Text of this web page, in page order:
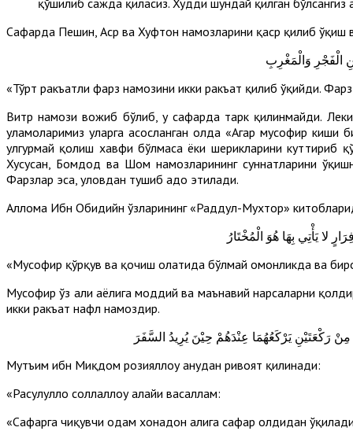
Сафарда Пешин, Аср ва Хуфтон намозларини қаср қилиб
«Тўрт ракъатли фарз намозини икки ракъат қилиб ўқийди.
Витр намози вожиб бўлиб, у сафарда тарк қилинмайди.
уламоларимиз уларга асосланган ҳолда «Агар мусофир
улгурмай қолиш хавфи бўлмаса ёки шерикларини куттириб
Хусусан, Бомдод ва Шом намозларининг суннатларини
Фарзлар эса, уловдан тушиб адо этилади.
Аллома Ибн Обидийн ўзларининг «Раддул-Мухтор»
«Мусофир қўрқув ва қочиш ҳолатида бўлмай омонликда ва
Мусофир ўз аҳли аёлига моддий ва маънавий нарсаларни
икки ракъат нафл намоздир.
Мутъим ибн Миқдом розияллоҳу анҳудан ривоят қилинади:
«Расулуллоҳ соллаллоҳу алайҳи васаллам:
«Сафарга чиқувчи одам хонадон аҳлига сафар олдидан